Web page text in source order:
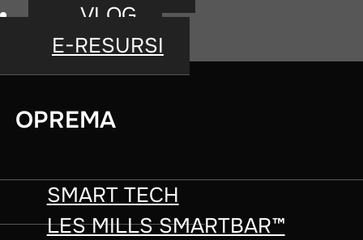
VLOG
E-RESURSI
OPREMA
SMART TECH
LES MILLS SMARTBAR™